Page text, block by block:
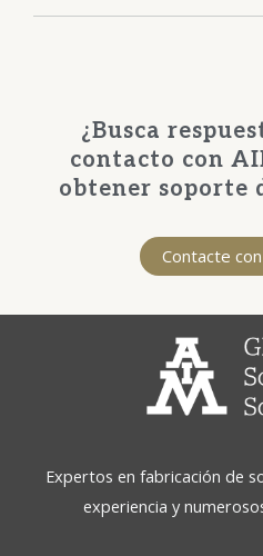
¿Busca
contacto con
obtener soporte
Contacte
Expertos en fabricación de
experiencia y